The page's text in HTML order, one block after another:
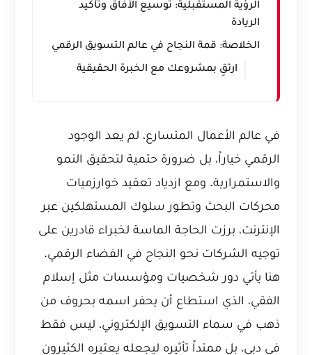
الرؤية المستقبلية: توسيع الآفاق وتأكيد
الريادة
الخلاصة: قمة النجاح في عالم التسويق الرقمي
ارتقِ بمشروعك مع الخبرة الحقيقية
في عالم الأعمال المتسارع، لم يعد الوجود
الرقمي خياراً، بل ضرورة حتمية لتحقيق النمو
والاستمرارية. ومع ازدياد تعقيد خوارزميات
محركات البحث وتطور سلوك المستهلكين عبر
الإنترنت، برزت الحاجة الماسة لخبراء قادرين على
توجيه الشركات نحو النجاح في الفضاء الرقمي.
هنا يأتي دور شخصيات ومؤسسات مثل إسلام
الفقي، الذي استطاع أن يحفر اسمه بحروف من
ذهب في سماء التسويق الإلكتروني، ليس فقط
في دبي، بل ممتداً تأثيره ليجعله يعتبره الكثيرون